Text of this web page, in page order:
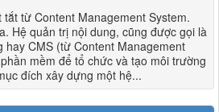
từ Content Management System.
Hệ quản trị nội dung, cũng được gọi là
hay CMS (từ Content Management
mềm để tổ chức và tạo môi trường
đích xây dựng một hệ...